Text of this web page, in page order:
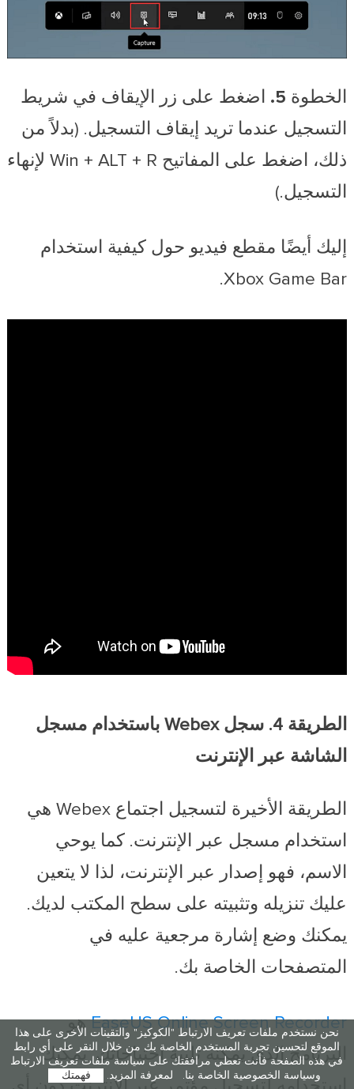
الخطوة 5.
اضغط على زر الإيقاف في شريط
التسجيل عندما تريد إيقاف التسجيل. (بدلاً من
ذلك، اضغط على المفاتيح Win + ALT + R لإنهاء
التسجيل.)
إليك أيضًا مقطع فيديو حول كيفية استخدام
Xbox Game Bar.
الطريقة 4. سجل Webex باستخدام مسجل
الشاشة عبر الإنترنت
الطريقة الأخيرة لتسجيل اجتماع Webex هي
استخدام مسجل عبر الإنترنت. كما يوحي
الاسم، فهو إصدار عبر الإنترنت، لذا لا يتعين
عليك تنزيله وتثبيته على سطح المكتب لديك.
يمكنك وضع إشارة مرجعية عليه في
المتصفحات الخاصة بك.
EaseUS Online Screen Recorderهو
البرنامج الذي يمكنه تلبية احتياجاتك. يمكنك
نحن نستخدم ملفات تعريف الارتباط "الكوكيز" والتقينات الأخرى على هذا
الموقع لتحسين تجربة المستخدم الخاصة بك من خلال النقر على أي رابط
في هذه الصفحة فأنت تعطي مرافقتك على سياسة ملفات تعريف الارتباط
وسياسة الخصوصية الخاصة بنا.
لمعرفة المزيد. فهمتك